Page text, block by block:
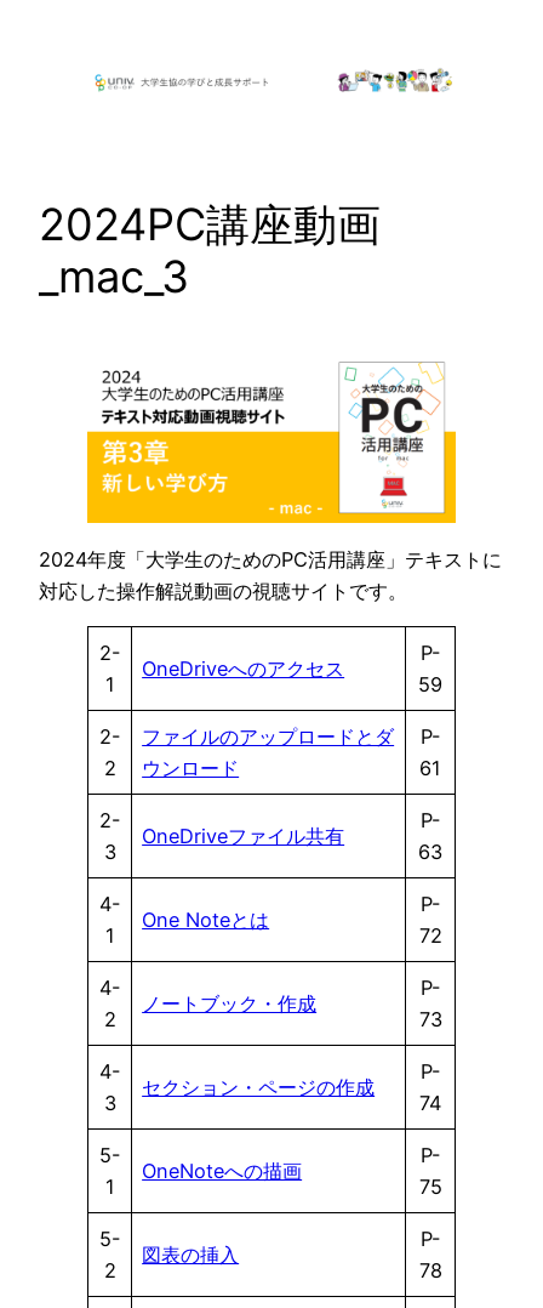
2024PC講座動画
_mac_3
2024年度「大学生のためのPC活用講座」テキストに
対応した操作解説動画の視聴サイトです。
2-
1
OneDriveへのアクセス
P-
59
2-
2
ファイルのアップロードとダ
ウンロード
P-
61
2-
3
OneDriveファイル共有
P-
63
4-
1
One Noteとは
P-
72
4-
2
ノートブック・作成
P-
73
4-
3
セクション・ページの作成
P-
74
5-
1
OneNoteへの描画
P-
75
5-
2
図表の挿入
P-
78